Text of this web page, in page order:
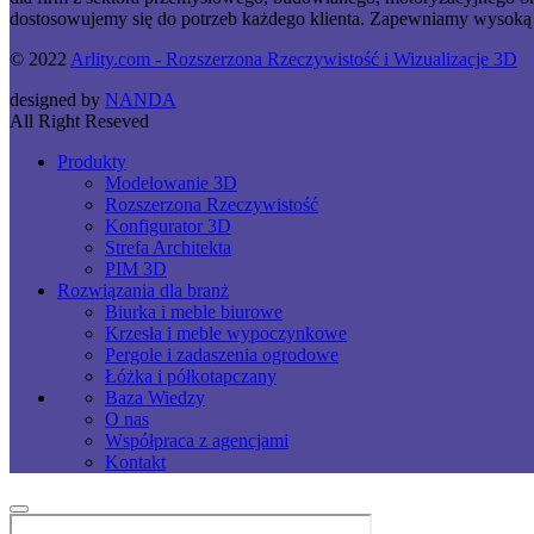
dostosowujemy się do potrzeb każdego klienta. Zapewniamy wysoką
© 2022 Arlity.com - Rozszerzona Rzeczywistość i Wizualizacje 3D
designed by NANDA
All Right Reseved
Produkty
Modelowanie 3D
Rozszerzona Rzeczywistość
Konfigurator 3D
Strefa Architekta
PIM 3D
Rozwiązania dla branż
Biurka i meble biurowe
Krzesła i meble wypoczynkowe
Pergole i zadaszenia ogrodowe
Łóżka i półkotapczany
Baza Wiedzy
O nas
Współpraca z agencjami
Kontakt